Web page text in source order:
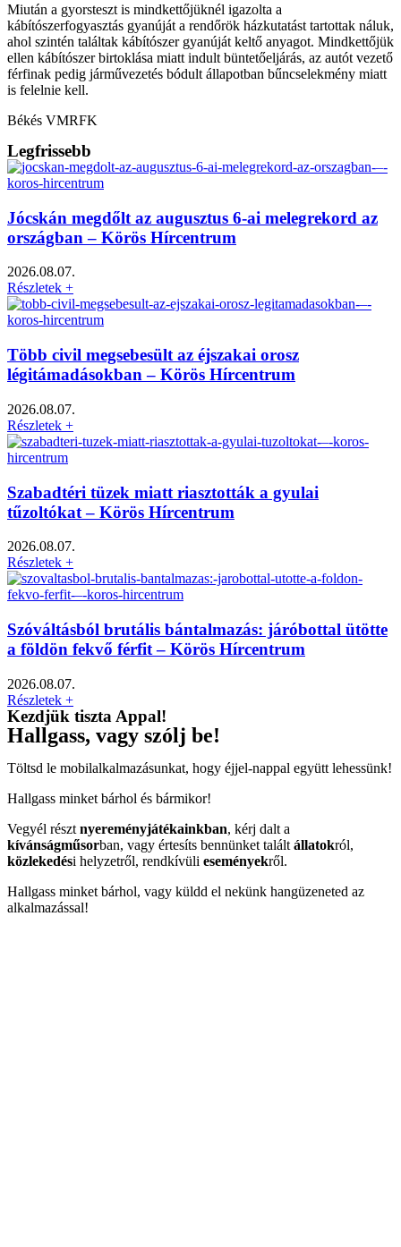
Miután a gyorsteszt is mindkettőjüknél igazolta a
kábítószerfogyasztás gyanúját a rendőrök házkutatást tartottak náluk,
ahol szintén találtak kábítószer gyanúját keltő anyagot. Mindkettőjük
ellen kábítószer birtoklása miatt indult büntetőeljárás, az autót vezető
férfinak pedig járművezetés bódult állapotban bűncselekmény miatt
is felelnie kell.
Békés VMRFK
Legfrissebb
Jócskán megdőlt az augusztus 6-ai melegrekord az
országban – Körös Hírcentrum
2026.08.07.
Részletek +
Több civil megsebesült az éjszakai orosz
légitámadásokban – Körös Hírcentrum
2026.08.07.
Részletek +
Szabadtéri tüzek miatt riasztották a gyulai
tűzoltókat – Körös Hírcentrum
2026.08.07.
Részletek +
Szóváltásból brutális bántalmazás: járóbottal ütötte
a földön fekvő férfit – Körös Hírcentrum
2026.08.07.
Részletek +
Kezdjük tiszta Appal!
Hallgass, vagy szólj be!
Töltsd le mobilalkalmazásunkat, hogy éjjel-nappal együtt lehessünk!
Hallgass minket bárhol és bármikor!
Vegyél részt nyereményjátékainkban, kérj dalt a
kívánságműsorban, vagy értesíts bennünket talált állatokról,
közlekedési helyzetről, rendkívüli eseményekről.
Hallgass minket bárhol, vagy küldd el nekünk hangüzeneted az
alkalmazással!